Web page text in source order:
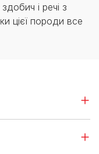
і речі з
цієї породи все